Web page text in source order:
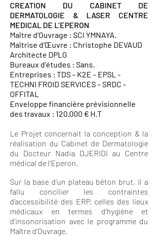
CREATION DU CABINET DE
DERMATOLOGIE & LASER CENTRE
MEDICAL DE L’EPERON
Maître d’Ouvrage : SCI YMNAYA.
Maîtrise d’Œuvre : Christophe DEVAUD
Architecte DPLG
Bureaux d'études : Sans.
Entreprises : TDS – K2E – EPSL -
TECHNI FROID SERVICES – SRDC -
OFFITAL
Enveloppe financière prévisionnelle
des travaux : 120.000 € H.T
Le Projet concernait la conception & la
réalisation du Cabinet de Dermatologie
du Docteur Nadia DJERIDI au Centre
médical de l’Eperon.
Sur la base d’un plateau béton brut, il a
fallu concilier les contraintes
d’accessibilité des ERP, celles des lieux
médicaux en termes d’hygiène et
d’insonorisation avec le programme du
Maître d’Ouvrage.